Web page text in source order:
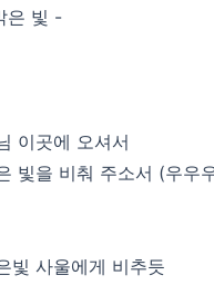
은 빛 -
이곳에 오셔서
빛을 비춰 주소서 (우우
빛 사울에게 비추듯